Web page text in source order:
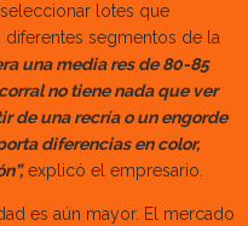
lotes que
segmentos de la
una media res de 80-85
no tiene nada que ver
de una recría o un engorde
diferencias en color,
explicó el empresario.
es aún mayor. El mercado